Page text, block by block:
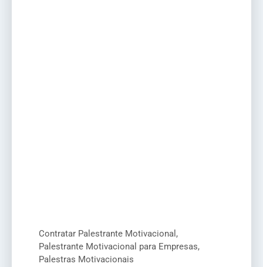
Contratar Palestrante Motivacional,
Palestrante Motivacional para Empresas,
Palestras Motivacionais